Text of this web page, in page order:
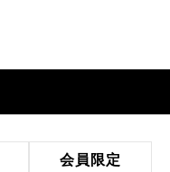
会員限定